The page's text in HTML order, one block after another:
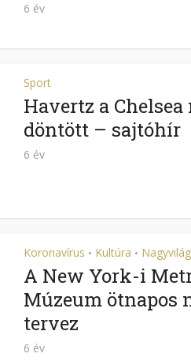
6 év
Sport
Havertz a
döntött – sajtóhír
6 év
Koronavírus • Kultúra • Nagyvilág
A New York-i
Múzeum ötnapos
tervez
6 év